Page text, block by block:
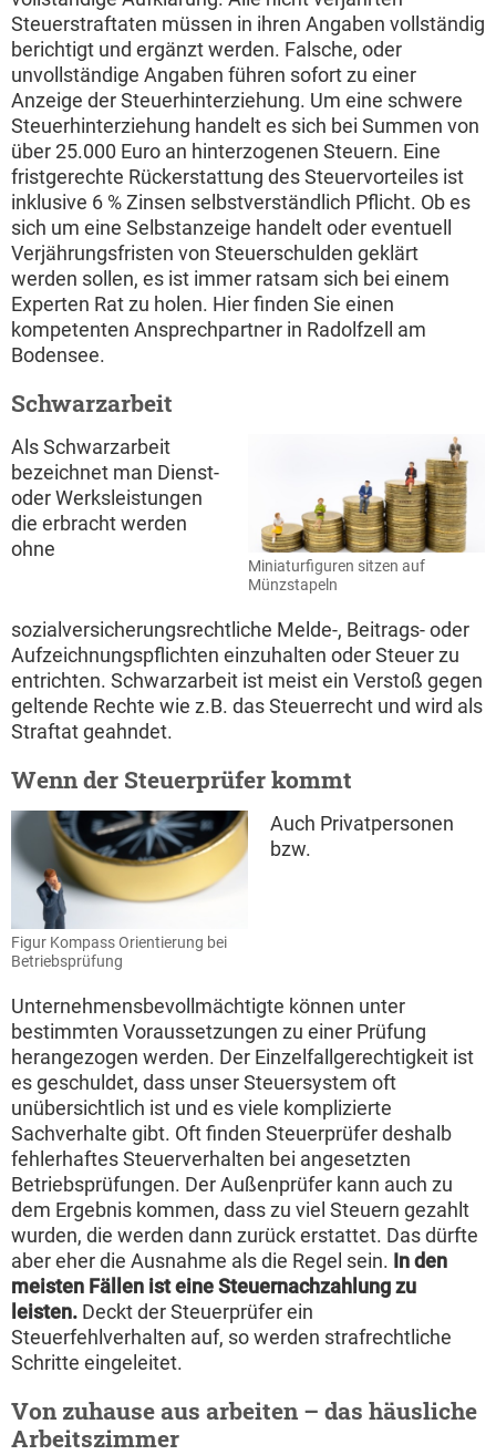
Steuerstraftaten müssen in ihren Angaben vollständig
berichtigt und ergänzt werden. Falsche, oder
unvollständige Angaben führen sofort zu einer
Anzeige der Steuerhinterziehung. Um eine schwere
Steuerhinterziehung handelt es sich bei Summen von
über 25.000 Euro an hinterzogenen Steuern. Eine
fristgerechte Rückerstattung des Steuervorteiles ist
inklusive 6 % Zinsen selbstverständlich Pflicht. Ob es
sich um eine Selbstanzeige handelt oder eventuell
Verjährungsfristen von Steuerschulden geklärt
werden sollen, es ist immer ratsam sich bei einem
Experten Rat zu holen. Hier finden Sie einen
kompetenten Ansprechpartner in Radolfzell am
Bodensee.
Schwarzarbeit
Miniaturfiguren sitzen auf
Münzstapeln
Als Schwarzarbeit
bezeichnet man Dienst-
oder Werksleistungen
die erbracht werden
ohne
sozialversicherungsrechtliche Melde-, Beitrags- oder
Aufzeichnungspflichten einzuhalten oder Steuer zu
entrichten. Schwarzarbeit ist meist ein Verstoß gegen
geltende Rechte wie z.B. das Steuerrecht und wird als
Straftat geahndet.
Wenn der Steuerprüfer kommt
Figur Kompass Orientierung bei
Betriebsprüfung
Auch Privatpersonen
bzw.
Unternehmensbevollmächtigte können unter
bestimmten Voraussetzungen zu einer Prüfung
herangezogen werden. Der Einzelfallgerechtigkeit ist
es geschuldet, dass unser Steuersystem oft
unübersichtlich ist und es viele komplizierte
Sachverhalte gibt. Oft finden Steuerprüfer deshalb
fehlerhaftes Steuerverhalten bei angesetzten
Betriebsprüfungen. Der Außenprüfer kann auch zu
dem Ergebnis kommen, dass zu viel Steuern gezahlt
wurden, die werden dann zurück erstattet. Das dürfte
aber eher die Ausnahme als die Regel sein. In den
meisten Fällen ist eine Steuernachzahlung zu
leisten. Deckt der Steuerprüfer ein
Steuerfehlverhalten auf, so werden strafrechtliche
Schritte eingeleitet.
Von zuhause aus arbeiten – das häusliche
Arbeitszimmer